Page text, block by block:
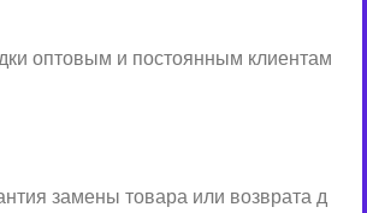
оптовым и постоянным клиентам
замены товара или возврата д